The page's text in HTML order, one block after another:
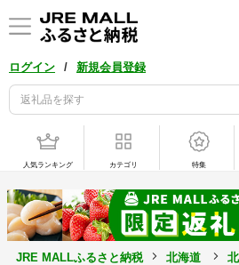
ログイン / 新規会員登録
人気ランキング カテゴリ 特集
JRE MALLふるさと納税 北海道